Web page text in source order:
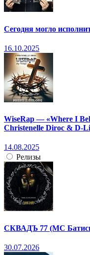
Сегодня могло
16.10.2025
WiseRap — «Where I
Christenelle Diroc & D-
14.08.2025
Релизы
СКВАДЪ 77 (МС
30.07.2026